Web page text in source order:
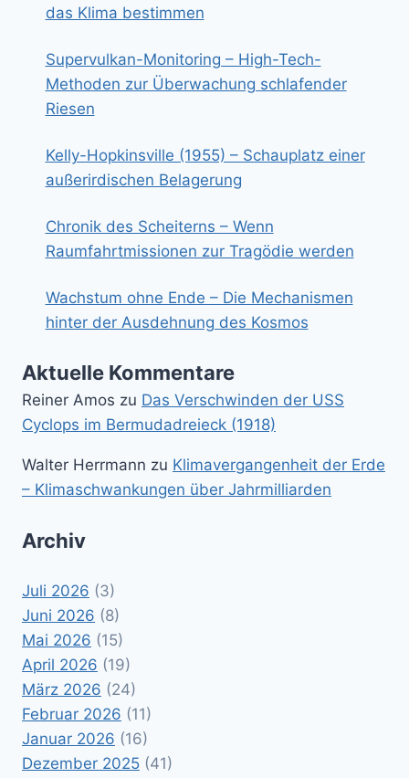
das Klima bestimmen
Supervulkan-Monitoring – High-Tech-
Methoden zur Überwachung schlafender
Riesen
Kelly-Hopkinsville (1955) – Schauplatz einer
außerirdischen Belagerung
Chronik des Scheiterns – Wenn
Raumfahrtmissionen zur Tragödie werden
Wachstum ohne Ende – Die Mechanismen
hinter der Ausdehnung des Kosmos
Aktuelle Kommentare
Reiner Amos zu Das Verschwinden der USS
Cyclops im Bermudadreieck (1918)
Walter Herrmann zu Klimavergangenheit der Erde
– Klimaschwankungen über Jahrmilliarden
Archiv
Juli 2026 (3)
Juni 2026 (8)
Mai 2026 (15)
April 2026 (19)
März 2026 (24)
Februar 2026 (11)
Januar 2026 (16)
Dezember 2025 (41)